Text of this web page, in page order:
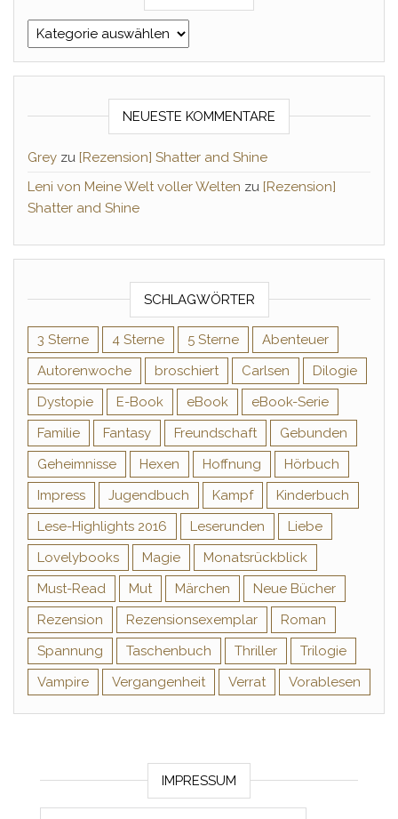
Kategorien
NEUESTE KOMMENTARE
Grey zu [Rezension] Shatter and Shine
Leni von Meine Welt voller Welten zu [Rezension]
Shatter and Shine
SCHLAGWÖRTER
3 Sterne 4 Sterne 5 Sterne
Abenteuer
Autorenwoche
broschiert Carlsen
Dilogie
Dystopie
E-Book eBook
eBook-Serie
Familie
Fantasy Freundschaft
Gebunden
Geheimnisse
Hexen Hoffnung
Hörbuch
Impress
Jugendbuch Kampf
Kinderbuch
Lese-Highlights 2016
Leserunden
Liebe
Lovelybooks
Magie
Monatsrückblick
Must-Read
Mut Märchen
Neue Bücher
Rezension
Rezensionsexemplar
Roman
Spannung
Taschenbuch Thriller
Trilogie
Vampire
Vergangenheit Verrat Vorablesen
IMPRESSUM